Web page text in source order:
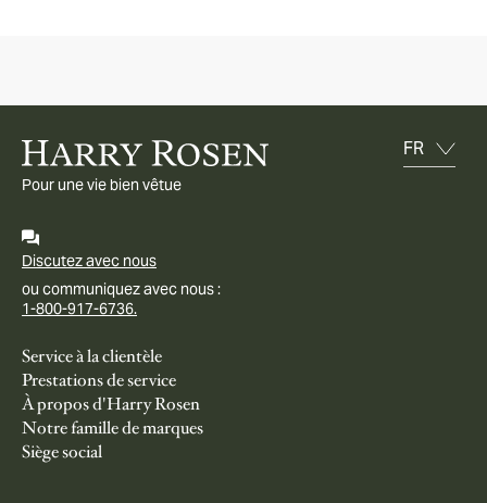
Pour une vie bien vêtue
Discutez avec nous
ou communiquez avec nous :
1-800-917-6736.
Service à la clientèle
Prestations de service
À propos d'Harry Rosen
Notre famille de marques
Siège social